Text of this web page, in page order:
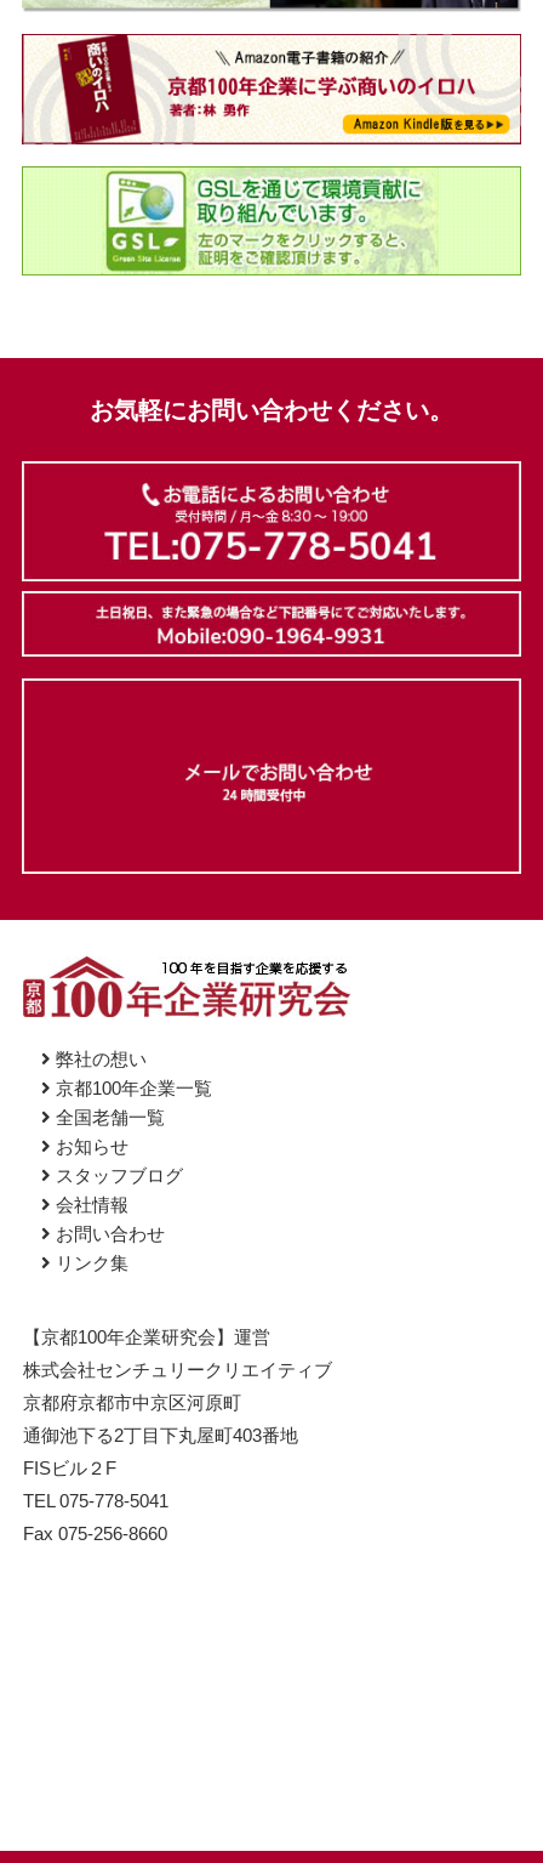
お気軽にお問い合わせください。
弊社の想い
京都100年企業一覧
全国老舗一覧
お知らせ
スタッフブログ
会社情報
お問い合わせ
リンク集
【京都100年企業研究会】運営
株式会社センチュリークリエイティブ
京都府京都市中京区河原町
通御池下る2丁目下丸屋町403番地
FISビル２F
TEL 075-778-5041
Fax 075-256-8660